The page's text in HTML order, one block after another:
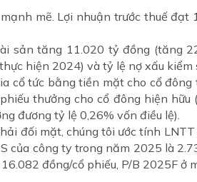
mẽ. Lợi nhuận trước thuế
sản tăng 11.020 tỷ đồng (tăng
hiện 2024) và tỷ lệ nợ xấu kiểm
cổ tức bằng tiền mặt cho cổ đông
thưởng cho cổ đông hiện
đương tỷ lệ 0,26% vốn điều lệ).
đối mặt, chúng tôi ước tính
của công ty trong năm 2025 là
đồng/cổ phiếu, P/B 2025F ở